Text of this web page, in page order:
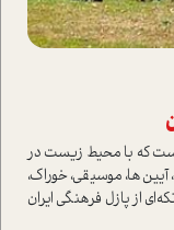
است که با محیط زیست در
موسیقی، خوراک،
از پازل فرهنگی ایران